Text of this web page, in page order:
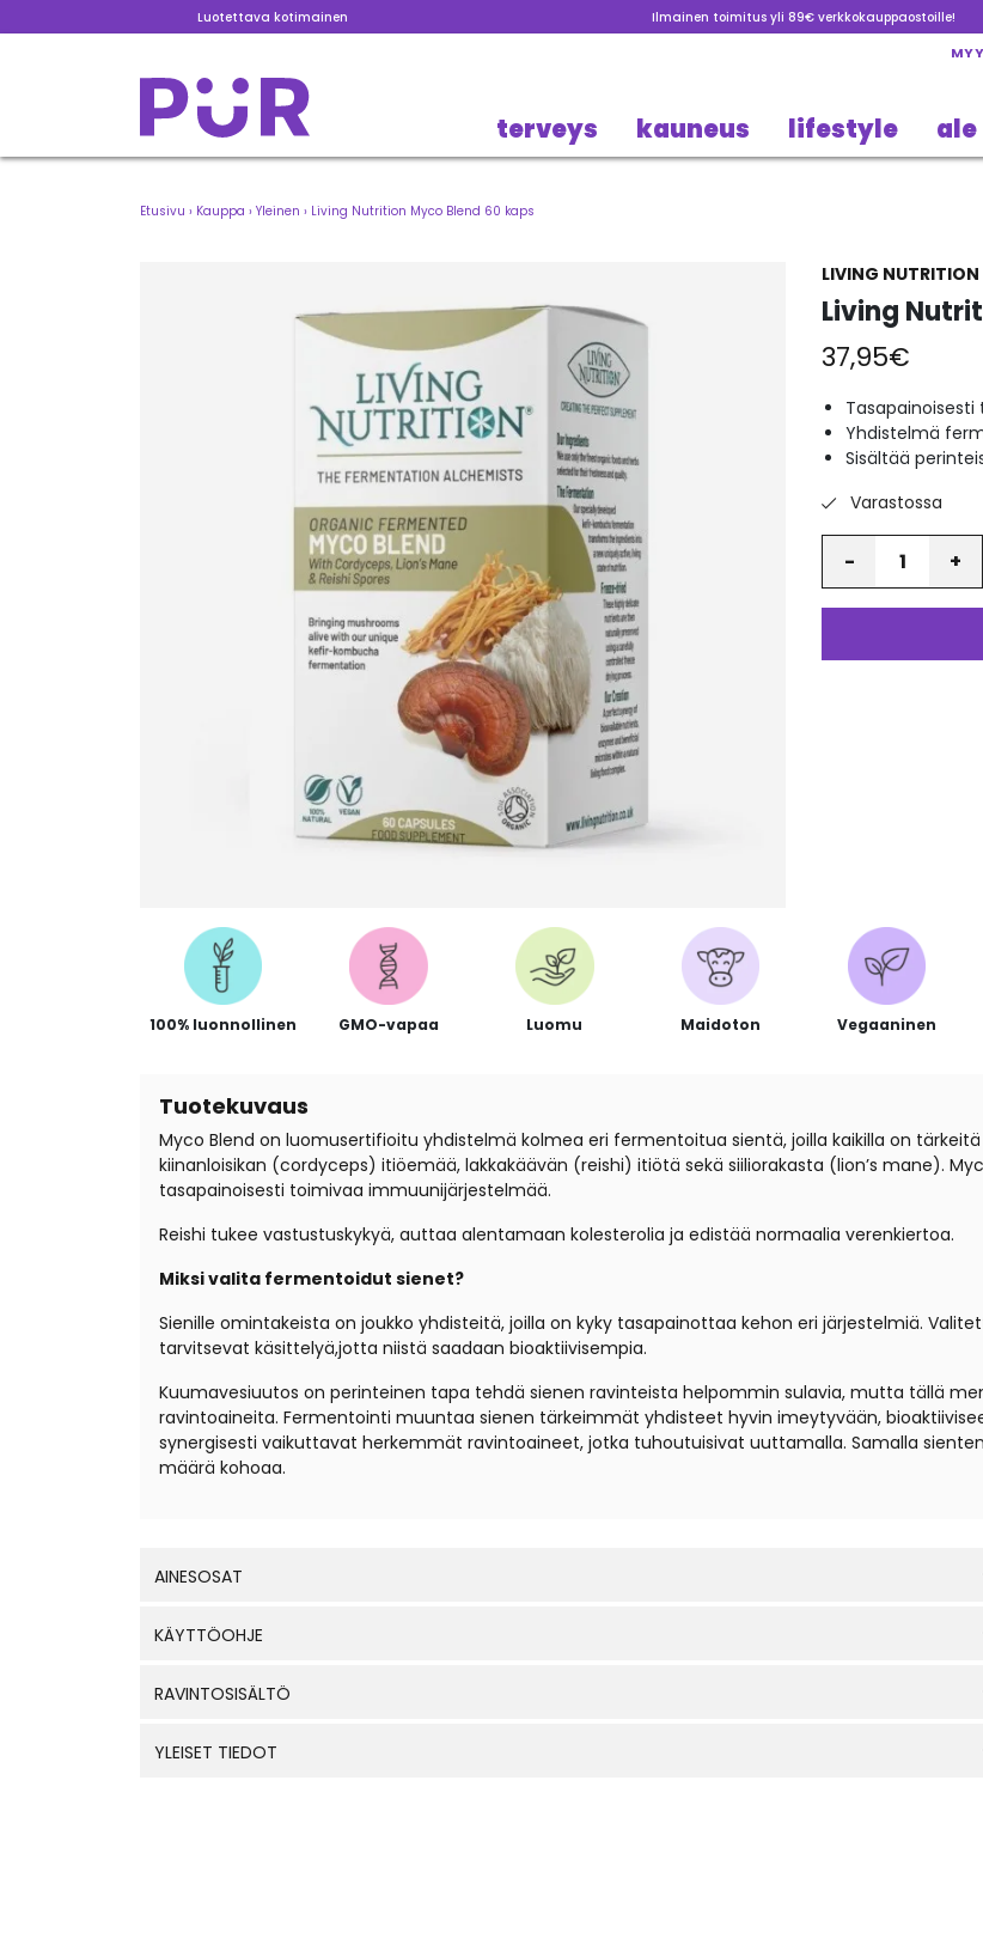
Luotettava kotimainen Ilmainen toimitus yli 89€ verkkokauppaostoille!
terveys kauneus lifestyle ale
Etusivu › Kauppa › Yleinen › Living Nutrition Myco Blend 60 kaps
LIVING NUTRITION
Living
37,95€
Yhdistelmä
Sisältää
Varastossa
100% luonnollinen GMO-vapaa Luomu Maidoton Vegaaninen
Tuotekuvaus
Myco Blend on luomusertifioitu yhdistelmä kolmea eri fermentoitua sientä, joilla kaikilla on
kiinanloisikan (cordyceps) itiöemää, lakkakäävän (reishi) itiötä sekä siiliorakasta (lion’s mane).
tasapainoisesti toimivaa immuunijärjestelmää.
Reishi tukee vastustuskykyä, auttaa alentamaan kolesterolia ja edistää normaalia verenkiertoa.
Miksi valita fermentoidut sienet?
Sienille omintakeista on joukko yhdisteitä, joilla on kyky tasapainottaa kehon eri järjestelmiä.
tarvitsevat käsittelyä,jotta niistä saadaan bioaktiivisempia.
Kuumavesiuutos on perinteinen tapa tehdä sienen ravinteista helpommin sulavia, mutta tällä
ravintoaineita. Fermentointi muuntaa sienen tärkeimmät yhdisteet hyvin imeytyvään,
synergisesti vaikuttavat herkemmät ravintoaineet, jotka tuhoutuisivat uuttamalla. Samalla
määrä kohoaa.
AINESOSAT
KÄYTTÖOHJE
RAVINTOSISÄLTÖ
YLEISET TIEDOT